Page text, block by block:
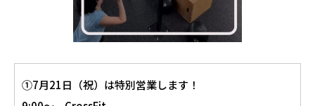
①7月21日（祝）は特別営業します！